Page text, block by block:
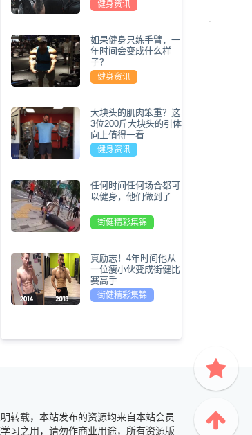
健身资讯
如果健身只练手臂，一
年时间会变成什么样
子？
健身资讯
大块头的肌肉笨重？这
3位200斤大块头的引体
向上值得一看
健身资讯
任何时间任何场合都可
以健身，他们做到了
街健精彩集锦
真励志！4年时间他从
一位瘦小伙变成街健比
赛高手
街健精彩集锦
转载，本站发布的资源均来自本站会员
习之用，请勿作商业用途，所有资源版